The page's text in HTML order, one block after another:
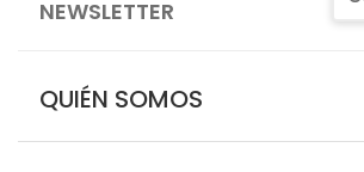
NEWSLETTER
QUIÉN SOMOS